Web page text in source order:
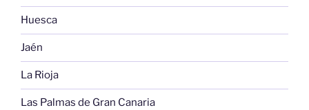
Huesca
Jaén
La Rioja
Las Palmas de Gran Canaria